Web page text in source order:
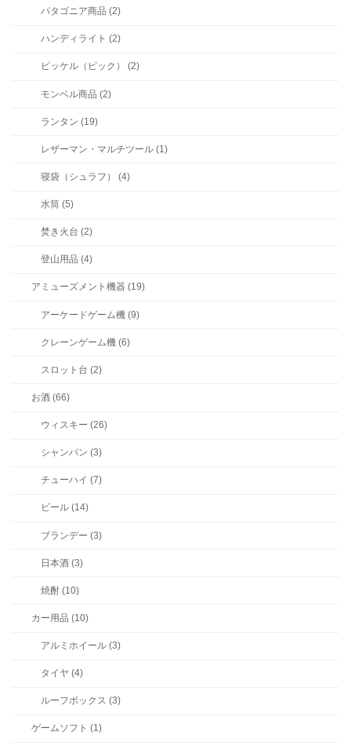
パタゴニア商品 (2)
ハンディライト (2)
ピッケル（ピック） (2)
モンベル商品 (2)
ランタン (19)
レザーマン・マルチツール (1)
寝袋（シュラフ） (4)
水筒 (5)
焚き火台 (2)
登山用品 (4)
アミューズメント機器 (19)
アーケードゲーム機 (9)
クレーンゲーム機 (6)
スロット台 (2)
お酒 (66)
ウィスキー (26)
シャンパン (3)
チューハイ (7)
ビール (14)
ブランデー (3)
日本酒 (3)
焼酎 (10)
カー用品 (10)
アルミホイール (3)
タイヤ (4)
ルーフボックス (3)
ゲームソフト (1)